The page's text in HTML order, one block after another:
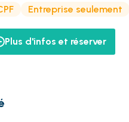
Entreprise seulement
Plus d'infos et réserver